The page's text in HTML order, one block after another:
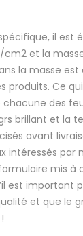
il est
cm2 et la
la masse est
produits. Ce
des
brillant et la
avant
intéressés par
mis à
est important
et que le